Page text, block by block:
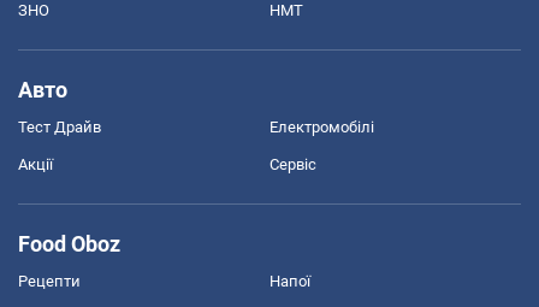
ЗНО НМТ
Авто
Тест Драйв Електромобілі
Акції Сервіс
Food Oboz
Рецепти Напої